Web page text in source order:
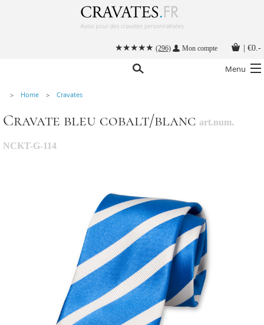
(296) Mon compte €0.-
Menu
Nos accessoires hommes
Cravate personnalisée
Home Cravates
Cravate bleu cobalt/blanc art.num.
NCKT-G-114